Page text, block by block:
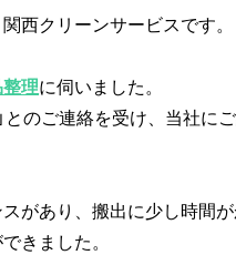
西クリーンサービスです。
理に伺いました。
とのご連絡を受け、当社に
があり、搬出に少し時間
きました。